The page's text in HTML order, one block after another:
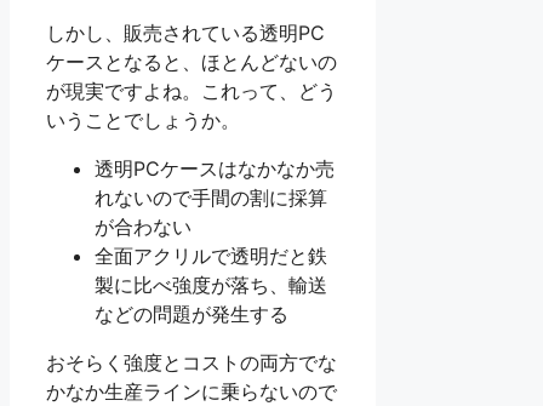
しかし、販売されている透明PC
ケースとなると、ほとんどないの
が現実ですよね。これって、どう
いうことでしょうか。
透明PCケースはなかなか売
れないので手間の割に採算
が合わない
全面アクリルで透明だと鉄
製に比べ強度が落ち、輸送
などの問題が発生する
おそらく強度とコストの両方でな
かなか生産ラインに乗らないので